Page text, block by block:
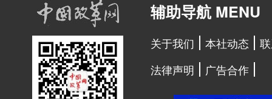
辅助导航 MENU
关于我们 本社动态
法律声明
广告合作